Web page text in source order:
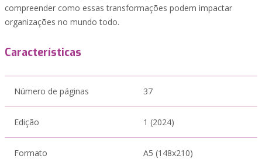
compreender como essas transformações podem impactar
organizações no mundo todo.
Características
Número de páginas 37
Edição 1 (2024)
Formato A5 (148x210)